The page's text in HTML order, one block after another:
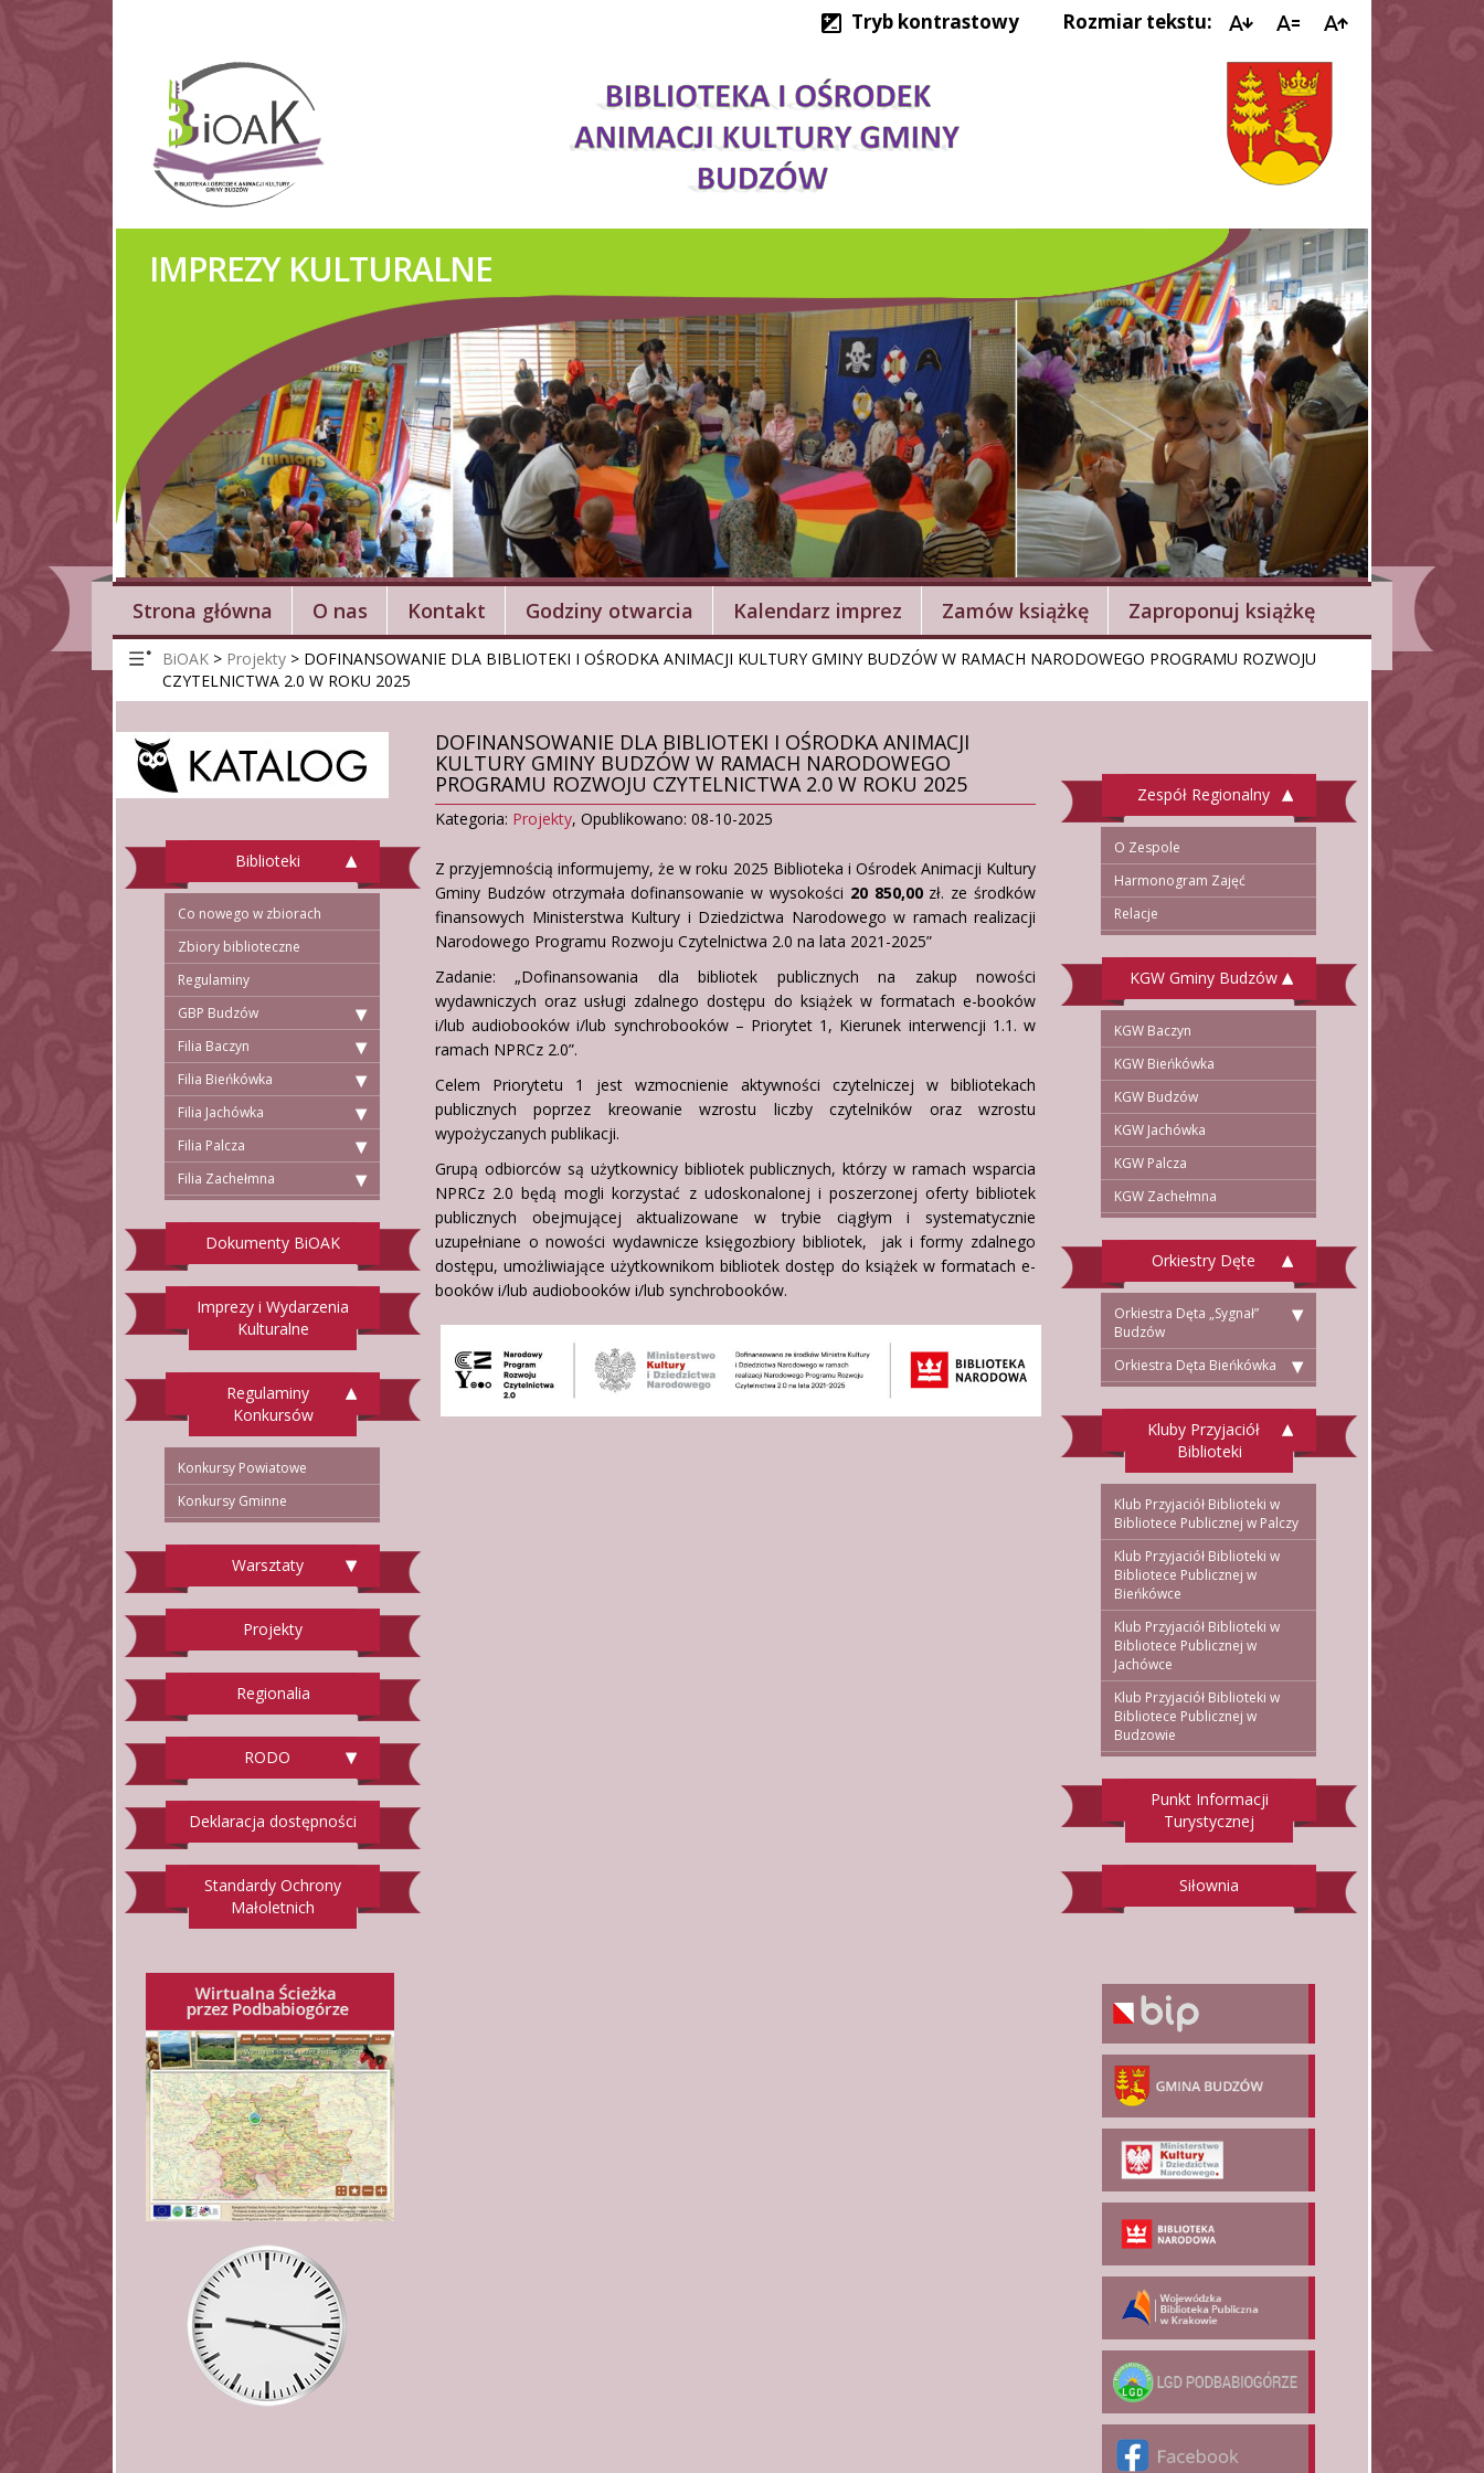
Tryb kontrastowy Rozmiar tekstu:
KULTURALNE IMPREZY
Strona główna O nas Kontakt Godziny otwarcia Kalendarz imprez Zamów książkę Zaproponuj książkę
BiOAK > Projekty > DOFINANSOWANIE DLA BIBLIOTEKI I OŚRODKA ANIMACJI KULTURY GMINY BUDZÓW W RAMACH NARODOWEGO PROGRAMU ROZWOJU
CZYTELNICTWA 2.0 W ROKU 2025
Biblioteki
Co nowego w zbiorach
Zbiory biblioteczne
Regulaminy
GBP Budzów
Filia Baczyn
Filia Bieńkówka
Filia Jachówka
Filia Palcza
Filia Zachełmna
Dokumenty BiOAK
Imprezy i Wydarzenia
Kulturalne
Regulaminy
Konkursów
Konkursy Powiatowe
Konkursy Gminne
Warsztaty
Projekty
Regionalia
RODO
Deklaracja dostępności
Standardy Ochrony
Małoletnich
DOFINANSOWANIE DLA BIBLIOTEKI I OŚRODKA ANIMACJI
KULTURY GMINY BUDZÓW W RAMACH NARODOWEGO
PROGRAMU ROZWOJU CZYTELNICTWA 2.0 W ROKU 2025
Kategoria: Projekty, Opublikowano: 08-10-2025
Z przyjemnością informujemy, że w roku 2025 Biblioteka i Ośrodek Animacji Kultury
Gminy Budzów otrzymała dofinansowanie w wysokości 20 850,00zł. ze środków
finansowych Ministerstwa Kultury i Dziedzictwa Narodowego w ramach realizacji
Narodowego Programu Rozwoju Czytelnictwa 2.0 na lata 2021-2025”
Zadanie: „Dofinansowania dla bibliotek publicznych na zakup nowości
wydawniczych oraz usługi zdalnego dostępu do książek w formatach e-booków
i/lub audiobooków i/lub synchrobooków – Priorytet 1, Kierunek interwencji 1.1. w
ramach NPRCz 2.0”.
Celem Priorytetu 1 jest wzmocnienie aktywności czytelniczej w bibliotekach
publicznych poprzez kreowanie wzrostu liczby czytelników oraz wzrostu
wypożyczanych publikacji.
Grupą odbiorców są użytkownicy bibliotek publicznych, którzy w ramach wsparcia
NPRCz 2.0 będą mogli korzystać z udoskonalonej i poszerzonej oferty bibliotek
publicznych obejmującej aktualizowane w trybie ciągłym i systematycznie
uzupełniane o nowości wydawnicze księgozbiory bibliotek, jak i formy zdalnego
dostępu, umożliwiające użytkownikom bibliotek dostęp do książek w formatach e-
booków i/lub audiobooków i/lub synchrobooków.
Zespół Regionalny
O Zespole
Harmonogram Zajęć
Relacje
KGW Gminy Budzów
KGW Baczyn
KGW Bieńkówka
KGW Budzów
KGW Jachówka
KGW Palcza
KGW Zachełmna
Orkiestry Dęte
Orkiestra Dęta „Sygnał”
Budzów
Orkiestra Dęta Bieńkówka
Kluby Przyjaciół
Biblioteki
Klub Przyjaciół Biblioteki w
Bibliotece Publicznej w Palczy
Klub Przyjaciół Biblioteki w
Bibliotece Publicznej w
Bieńkówce
Klub Przyjaciół Biblioteki w
Bibliotece Publicznej w
Jachówce
Klub Przyjaciół Biblioteki w
Bibliotece Publicznej w
Budzowie
Punkt Informacji
Turystycznej
Siłownia